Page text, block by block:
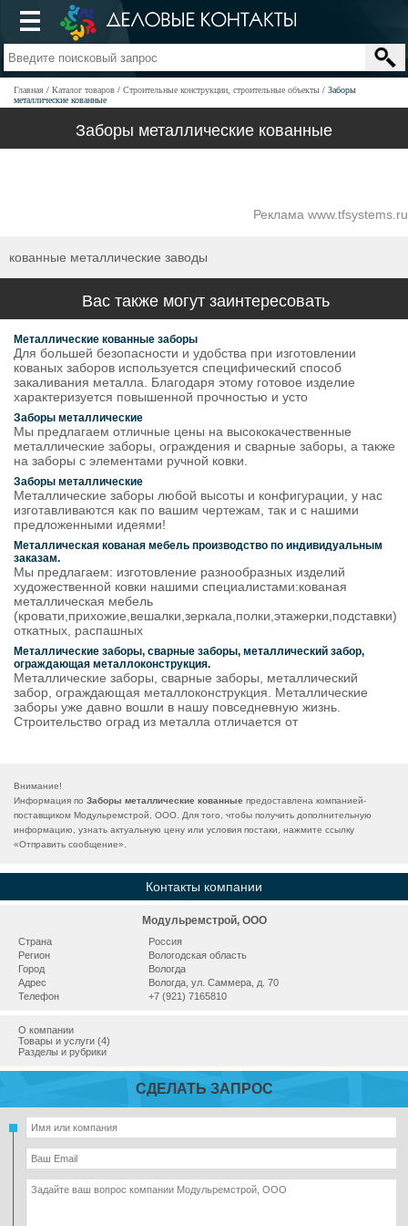
Главная Каталог товаров Строительные конструкции, строительные объекты
Заборы
металлические кованные
Заборы металлические кованные
Реклама www.tfsystems.ru
кованные металлические заводы
Вас также могут заинтересовать
Металлические кованные заборы
Для большей безопасности и удобства при изготовлении
кованых заборов используется специфический способ
закаливания металла. Благодаря этому готовое изделие
характеризуется повышенной прочностью и усто
Заборы металлические
Мы предлагаем отличные цены на высококачественные
металлические заборы, ограждения и сварные заборы, а также
на заборы с элементами ручной ковки.
Заборы металлические
Металлические заборы любой высоты и конфигурации, у нас
изготавливаются как по вашим чертежам, так и с нашими
предложенными идеями!
Металлическая кованая мебель производство по индивидуальным
заказам.
Мы предлагаем: изготовление разнообразных изделий
художественной ковки нашими специалистами:кованая
металлическая мебель
(кровати,прихожие,вешалки,зеркала,полки,этажерки,подставки)
откатных, распашных
Металлические заборы, сварные заборы, металлический забор,
ограждающая металлоконструкция.
Металлические заборы, сварные заборы, металлический
забор, ограждающая металлоконструкция. Металлические
заборы уже давно вошли в нашу повседневную жизнь.
Строительство оград из металла отличается от
Внимание!
Информация по Заборы металлические кованные предоставлена компанией-
поставщиком Модульремстрой, ООО. Для того, чтобы получить дополнительную
информацию, узнать актуальную цену или условия постаки, нажмите ссылку
«Отправить сообщение».
Контакты компании
Модульремстрой, ООО
Страна
Россия
Регион
Вологодская область
Город
Вологда
Адрес
Вологда, ул. Саммера, д. 70
Телефон
+7 (921) 7165810
О компании
Товары и услуги (4)
Разделы и рубрики
СДЕЛАТЬ ЗАПРОС